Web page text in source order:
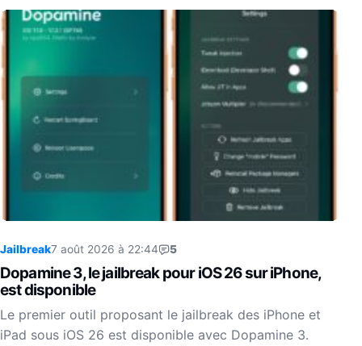
Jailbreak7 août 2026 à 22:44 5
Dopamine 3, le jailbreak pour iOS 26 sur iPhone,
est disponible
Le premier outil proposant le jailbreak des iPhone et
iPad sous iOS 26 est disponible avec Dopamine 3.